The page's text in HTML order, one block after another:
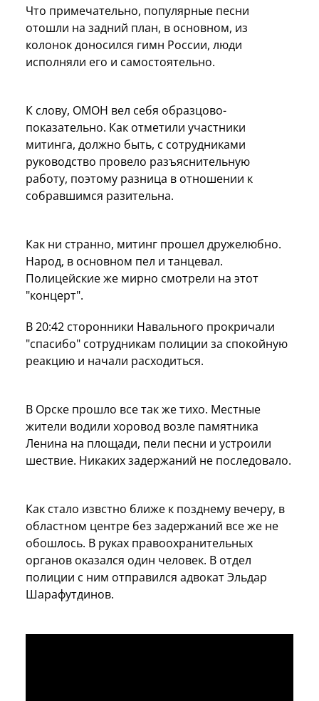
Что примечательно, популярные песни
отошли на задний план, в основном, из
колонок доносился гимн России, люди
исполняли его и самостоятельно.
К слову, ОМОН вел себя образцово-
показательно. Как отметили участники
митинга, должно быть, с сотрудниками
руководство провело разъяснительную
работу, поэтому разница в отношении к
собравшимся разительна.
Как ни странно, митинг прошел дружелюбно.
Народ, в основном пел и танцевал.
Полицейские же мирно смотрели на этот
"концерт".
В 20:42 сторонники Навального прокричали
"спасибо" сотрудникам полиции за спокойную
реакцию и начали расходиться.
В Орске прошло все так же тихо. Местные
жители водили хоровод возле памятника
Ленина на площади, пели песни и устроили
шествие. Никаких задержаний не последовало.
Как стало извстно ближе к позднему вечеру, в
областном центре без задержаний все же не
обошлось. В руках правоохранительных
органов оказался один человек. В отдел
полиции с ним отправился адвокат Эльдар
Шарафутдинов.